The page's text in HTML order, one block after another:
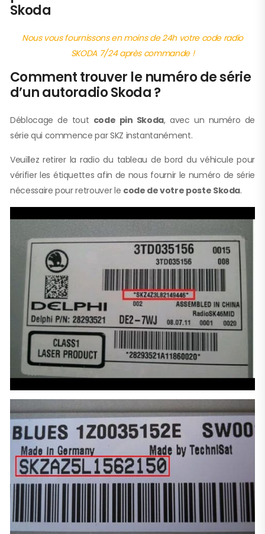
Skoda
Nous vous fournissons en moins de 24h votre code radio
SKODA 7/24 après commande !
Comment trouver le numéro de série
d’un autoradio Skoda ?
Déblocage de tout code pin Skoda, avec un numéro de
série qui commence par SKZ instantanément.
Veuillez retirer la radio du tableau de bord du véhicule pour
vérifier les étiquettes afin de nous fournir le numéro de série
nécessaire pour retrouver le code de votre poste Skoda.